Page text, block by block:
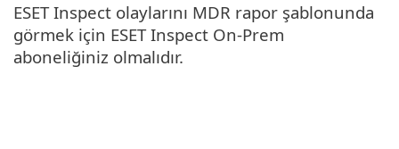
ESET Inspect olaylarını MDR rapor şablonunda
görmek için ESET Inspect On-Prem
aboneliğiniz olmalıdır.